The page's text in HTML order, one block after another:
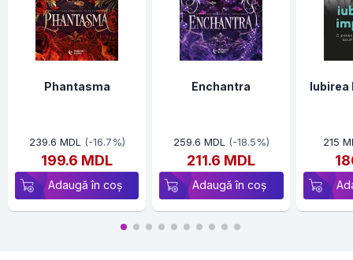
Phantasma
239.6 MDL (-16.7%)
199.6 MDL
Adaugă în coș
Enchantra
259.6 MDL (-18.5%)
211.6 MDL
Adaugă în coș
215